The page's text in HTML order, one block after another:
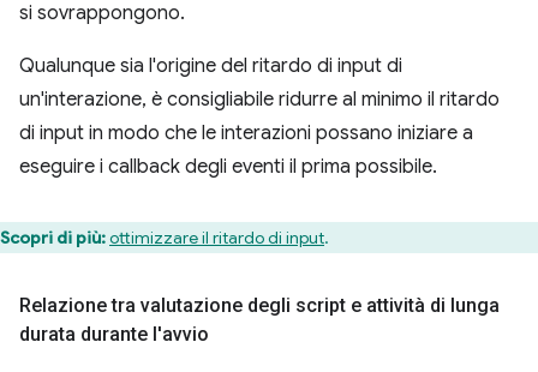
si sovrappongono.
Qualunque sia l'origine del ritardo di input di
un'interazione, è consigliabile ridurre al minimo il ritardo
di input in modo che le interazioni possano iniziare a
eseguire i callback degli eventi il prima possibile.
Scopri di più:ottimizzare il ritardo di input.
Relazione tra valutazione degli script e attività di lunga
durata durante l'avvio